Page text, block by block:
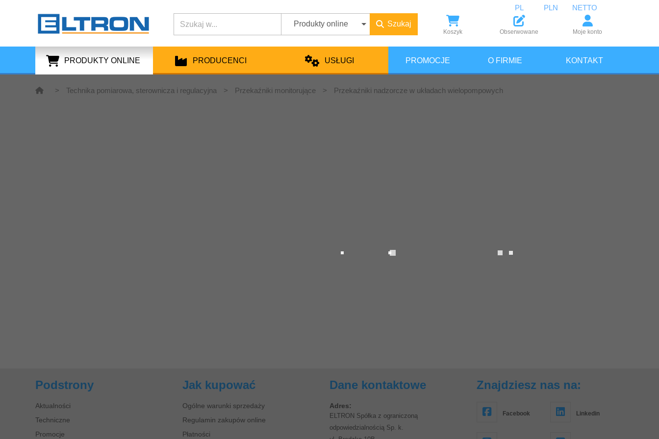
Produkty online Szukaj
Koszyk Obserwowane Moje konto
PRODUKTY ONLINE PRODUCENCI USŁUGI PROMOCJE O FIRMIE KONTAKT
> Technika pomiarowa, sterownicza i regulacyjna > Przekaźniki monitorujące > Przekaźniki nadzorcze w układach wielopompowych
Podstrony
Aktualności
Techniczne
Promocje
Jak kupować
Ogólne warunki sprzedaży
Regulamin zakupów online
Płatności
Dane kontaktowe
Adres:
ELTRON Spółka z ograniczoną
odpowiedzialnością Sp. k.
Znajdziesz nas na:
Facebook Linkedin